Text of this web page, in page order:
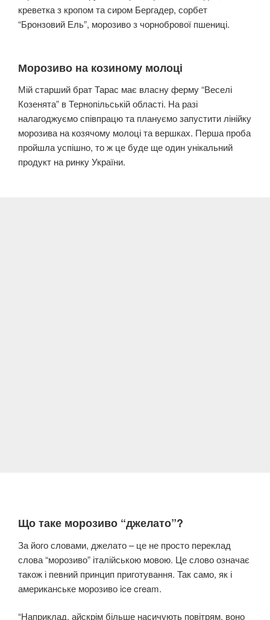
креветка з кропом та сиром Бергадер, сорбет
“Бронзовий Ель”, морозиво з чорнобрової пшениці.
Морозиво на козиному молоці
Мій старший брат Тарас має власну ферму “Веселі
Козенята” в Тернопільській області. На разі
налагоджуємо співпрацю та плануємо запустити лінійку
морозива на козячому молоці та вершках. Перша проба
пройшла успішно, то ж це буде ще один унікальний
продукт на ринку України.
Що таке морозиво “джелато”?
За його словами, джелато – це не просто переклад
слова “морозиво” італійською мовою. Це слово означає
також і певний принцип приготування. Так само, як і
американське морозиво ice cream.
“Наприклад, айскрім більше насичують повітрям, воно